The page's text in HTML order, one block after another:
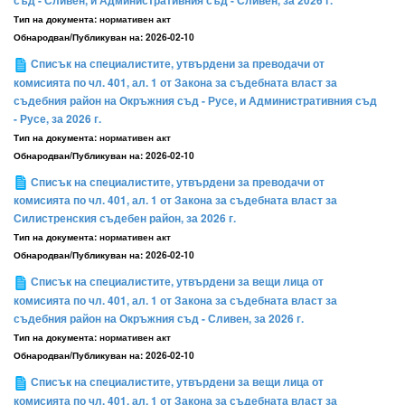
Тип на документа: нормативен акт
Обнародван/Публикуван на: 2026-02-10
Списък на специалистите, утвърдени за преводачи от
комисията по чл. 401, ал. 1 от Закона за съдебната власт за
съдебния район на Окръжния съд - Русе, и Административния съд
- Русе, за 2026 г.
Тип на документа: нормативен акт
Обнародван/Публикуван на: 2026-02-10
Списък на специалистите, утвърдени за преводачи от
комисията по чл. 401, ал. 1 от Закона за съдебната власт за
Силистренския съдебен район, за 2026 г.
Тип на документа: нормативен акт
Обнародван/Публикуван на: 2026-02-10
Списък на специалистите, утвърдени за вещи лица от
комисията по чл. 401, ал. 1 от Закона за съдебната власт за
съдебния район на Окръжния съд - Сливен, за 2026 г.
Тип на документа: нормативен акт
Обнародван/Публикуван на: 2026-02-10
Списък на специалистите, утвърдени за вещи лица от
комисията по чл. 401, ал. 1 от Закона за съдебната власт за